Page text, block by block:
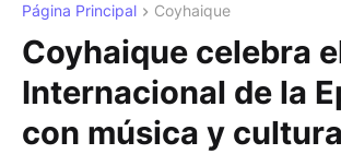
Página Principal Coyhaique
Coyhaique celebra
Internacional de la
con música y